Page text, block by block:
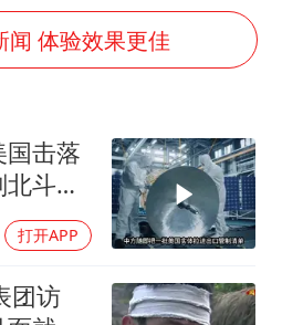
存储板块集体大跌
斌获《歌手2026》歌王
科技：股票交易异常波动
基础开新局
闻 体验效果更佳
国击落
斗升
打开APP
团访